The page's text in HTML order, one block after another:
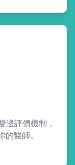
邊評價機制，
的醫師。